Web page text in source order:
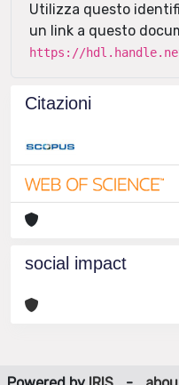
Utilizza questo
un link a questo
https://
Citazioni
social impact